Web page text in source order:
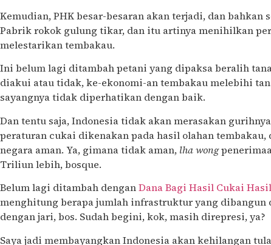
Kemudian, PHK besar-besaran akan terjadi, dan bahkan
Pabrik rokok gulung tikar, dan itu artinya menihilkan
melestarikan tembakau.
Ini belum lagi ditambah petani yang dipaksa beralih
diakui atau tidak, ke-ekonomi-an tembakau melebihi
sayangnya tidak diperhatikan dengan baik.
Dan tentu saja, Indonesia tidak akan merasakan
peraturan cukai dikenakan pada hasil olahan
negara aman. Ya, gimana tidak aman, lha wong
Triliun lebih, bosque.
Belum lagi ditambah denganDana Bagi Hasil Cukai
menghitung berapa jumlah infrastruktur yang
dengan jari, bos. Sudah begini, kok, masih direpresi, ya?
Saya jadi membayangkan Indonesia akan kehilangan